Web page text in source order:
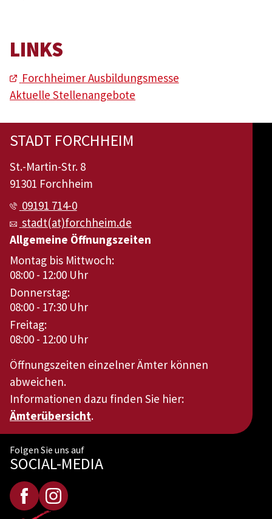
LINKS
Forchheimer Ausbildungsmesse
Aktuelle Stellenangebote
STADT FORCHHEIM
St.-Martin-Str. 8
91301 Forchheim
09191 714-0
stadt(at)forchheim.de
Allgemeine Öffnungszeiten
Montag bis Mittwoch:
08:00 - 12:00 Uhr
Donnerstag:
08:00 - 17:30 Uhr
Freitag:
08:00 - 12:00 Uhr
Öffnungszeiten einzelner Ämter können
abweichen.
Informationen dazu finden Sie hier:
Ämterübersicht.
Folgen Sie uns auf
SOCIAL-MEDIA